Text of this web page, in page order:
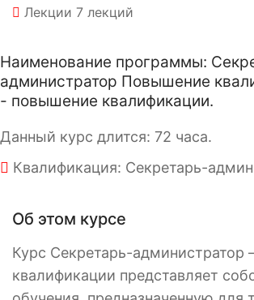
Лекции 7 лекций
Наименование программы:
администратор Повышение
- повышение квалификации.
Данный курс длится: 72 часа.
Квалификация: Секретарь-
Об этом курсе
Курс Секретарь-администратор
квалификации представляет